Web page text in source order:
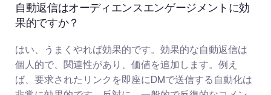
自動返信はオーディエンスエンゲージメントに効
果的ですか？
はい、うまくやれば効果的です。効果的な自動返信は
個人的で、関連性があり、価値を追加します。例え
ば、要求されたリンクを即座にDMで送信する自動化は